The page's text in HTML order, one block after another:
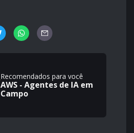
Recomendados para você
AWS - Agentes de IA em
Campo